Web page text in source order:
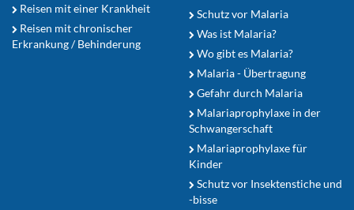
Reisen mit einer Krankheit
Reisen mit chronischer
Erkrankung / Behinderung
Schutz vor Malaria
Was ist Malaria?
Wo gibt es Malaria?
Malaria - Übertragung
Gefahr durch Malaria
Malariaprophylaxe in der
Schwangerschaft
Malariaprophylaxe für
Kinder
Schutz vor Insektenstiche und
-bisse